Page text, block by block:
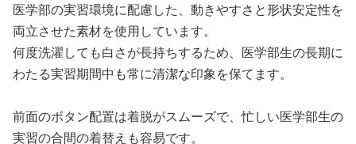
医学部の実習環境に配慮した、動きやすさと形状安定性を
両立させた素材を使用しています。
何度洗濯しても白さが長持ちするため、医学部生の長期に
わたる実習期間中も常に清潔な印象を保てます。
前面のボタン配置は着脱がスムーズで、忙しい医学部生の
実習の合間の着替えも容易です。